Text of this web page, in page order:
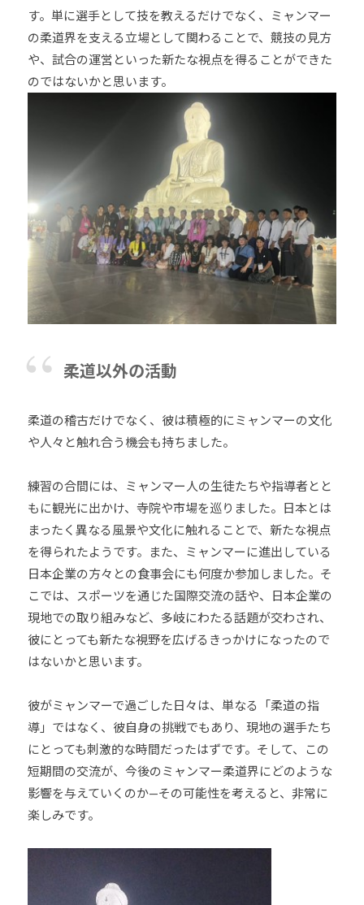
す。単に選手として技を教えるだけでなく、ミャンマー
の柔道界を支える立場として関わることで、競技の見方
や、試合の運営といった新たな視点を得ることができた
のではないかと思います。
柔道以外の活動
柔道の稽古だけでなく、彼は積極的にミャンマーの文化
や人々と触れ合う機会も持ちました。
練習の合間には、ミャンマー人の生徒たちや指導者とと
もに観光に出かけ、寺院や市場を巡りました。日本とは
まったく異なる風景や文化に触れることで、新たな視点
を得られたようです。また、ミャンマーに進出している
日本企業の方々との食事会にも何度か参加しました。そ
こでは、スポーツを通じた国際交流の話や、日本企業の
現地での取り組みなど、多岐にわたる話題が交わされ、
彼にとっても新たな視野を広げるきっかけになったので
はないかと思います。
彼がミャンマーで過ごした日々は、単なる「柔道の指
導」ではなく、彼自身の挑戦でもあり、現地の選手たち
にとっても刺激的な時間だったはずです。そして、この
短期間の交流が、今後のミャンマー柔道界にどのような
影響を与えていくのか—その可能性を考えると、非常に
楽しみです。